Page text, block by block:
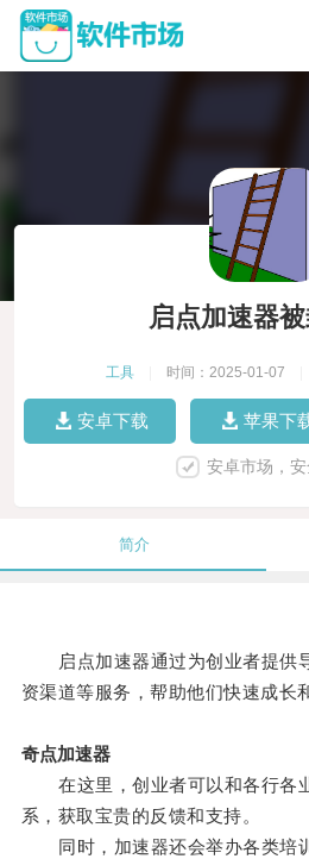
启点加速器
工具 时间：2025-01-07
安卓下载 苹果下
安卓市场，
简介
启点加速器通过为创业者提供
资渠道等服务，帮助他们快速成长
奇点加速器
在这里，创业者可以和各行各
系，获取宝贵的反馈和支持。
同时，加速器还会举办各类培